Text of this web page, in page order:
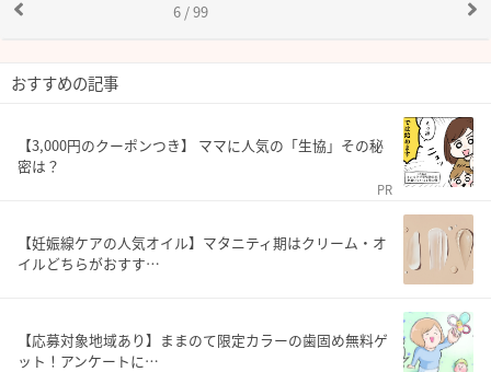
6 / 99
おすすめの記事
【3,000円のクーポンつき】 ママに人気の「生協」その秘
密は？
PR
【妊娠線ケアの人気オイル】マタニティ期はクリーム・オ
イルどちらがおすす…
【応募対象地域あり】ままのて限定カラーの歯固め無料ゲ
ット！アンケートに…